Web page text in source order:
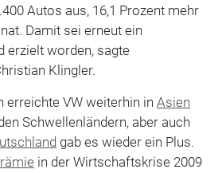
Autos aus, 16,1 Prozent mehr
Damit sei erneut ein
erzielt worden, sagte
Klingler.
erreichte VW weiterhin in Asien
Schwellenländern, aber auch
gab es wieder ein Plus.
in der Wirtschaftskrise 2009